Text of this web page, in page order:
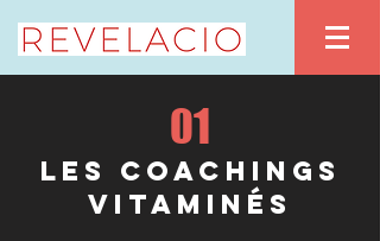
01
les COACHINGS
VITAMINéS